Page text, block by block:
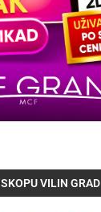
VILIN GRAD